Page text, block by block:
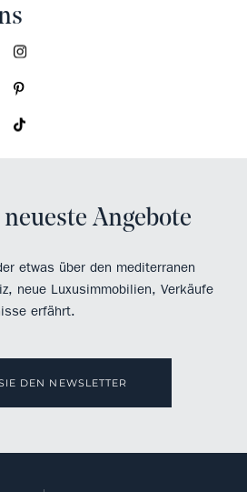
Angebote
etwas über den mediterranen
neue Luxusimmobilien, Verkäufe
erfährt.
DEN NEWSLETTER